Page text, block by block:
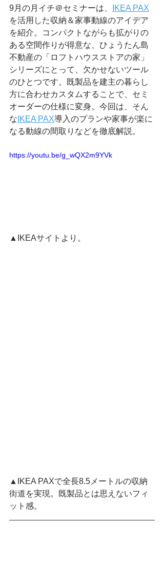
9月の月イチ＠セミナーは、
IKEA PAX
を活用した収納＆家事動線のアイデア
を紹介。コンパクトながらも拡がりの
ある空間作りが得意な、ひょうたん島
不動産の「ロフトハウスストアの家」
シリーズにとって、欠かせないツール
のひとつです。既製品を建主の暮らし
方に合わせカスタムすることで、セミ
オーダーの仕様に変身。今回は、そん
な IKEA PAX導入のプランや家事が楽に
なる動線の間取りなどを徹底解説。
https://youtu.be/g_wQX2m9YVk
▲IKEAサイトより。
▲IKEA PAXで全長8.5メートルの収納
街道を実現。既製品とは思えないフィ
ット感。